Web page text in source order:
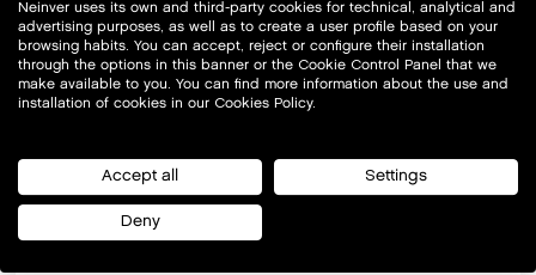
restauración por correo postal, correo electrónico y otras vías de
comunicación electrónica equivalentes.
INFORMACIÓN BÁSICA SOBRE
Neinver uses its own and third-party cookies for technical, analytical and
advertising purposes, as well as to create a user profile based on your
browsing habits. You can accept, reject or configure their installation
through the options in this banner or the Cookie Control Panel that we
make available to you. You can find more information about the use and
installation of cookies in our Cookies Policy.
Accept all Settings
Deny